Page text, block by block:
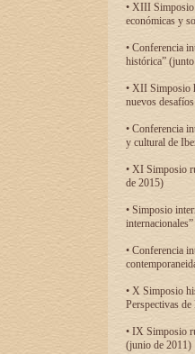
• XIII Simposio
económicas y
• Conferencia
histórica”
• XII Simposio
nuevos
• Conferencia
y cultural de
• XI Simposio
de 2015)
• Simposio
• Conferencia
• X Simposio
Perspectivas
• IX Simposio
(junio de 2011)